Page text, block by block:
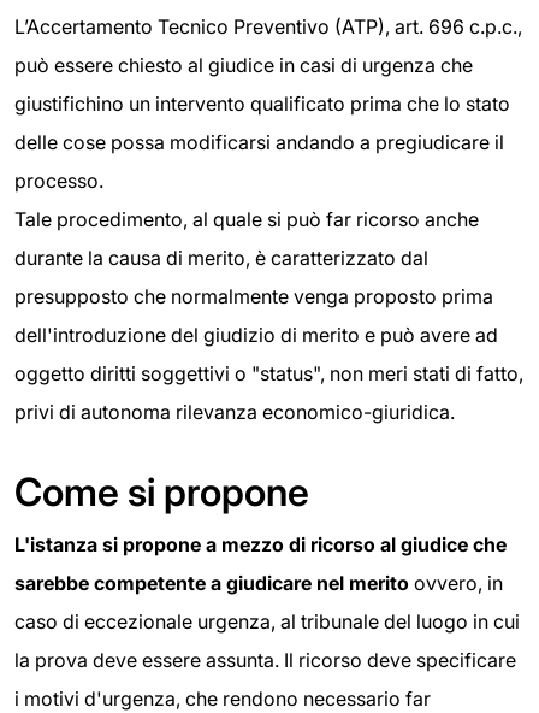
L’Accertamento Tecnico Preventivo (ATP), art. 696 c.p.c.,
può essere chiesto al giudice in casi di urgenza che
giustifichino un intervento qualificato prima che lo stato
delle cose possa modificarsi andando a pregiudicare il
processo.
Tale procedimento, al quale si può far ricorso anche
durante la causa di merito, è caratterizzato dal
presupposto che normalmente venga proposto prima
dell'introduzione del giudizio di merito e può avere ad
oggetto diritti soggettivi o "status", non meri stati di fatto,
privi di autonoma rilevanza economico-giuridica.
Come si propone
L'istanza si propone a mezzo di ricorso al giudice che
sarebbe competente a giudicare nel merito ovvero, in
caso di eccezionale urgenza, al tribunale del luogo in cui
la prova deve essere assunta. Il ricorso deve specificare
i motivi d'urgenza, che rendono necessario far